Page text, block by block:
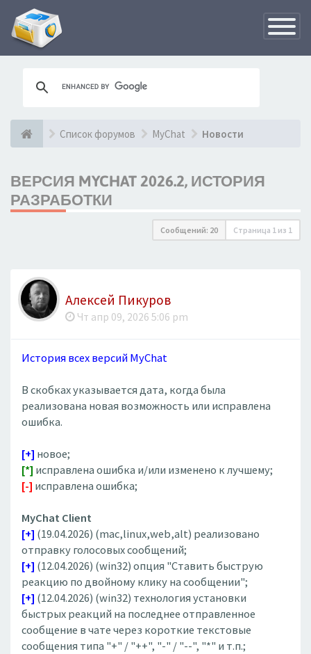
Список форумов MyChat Новости
ВЕРСИЯ MYCHAT 2026.2, ИСТОРИЯ
РАЗРАБОТКИ
Сообщений: 20 Страница 1 из 1
Алексей Пикуров
Чт апр 09, 2026 5:06 pm
История всех версий MyChat
В скобках указывается дата, когда была
реализована новая возможность или исправлена
ошибка.
[+] новое;
[*] исправлена ошибка и/или изменено к лучшему;
[-] исправлена ошибка;
MyChat Client
[+] (19.04.2026) (mac,linux,web,alt) реализовано
отправку голосовых сообщений;
[+] (12.04.2026) (win32) опция "Ставить быструю
реакцию по двойному клику на сообщении";
[+] (12.04.2026) (win32) технология установки
быстрых реакций на последнее отправленное
сообщение в чате через короткие текстовые
сообщения типа "+" / "++", "-" / "--", "*" и т.п.;